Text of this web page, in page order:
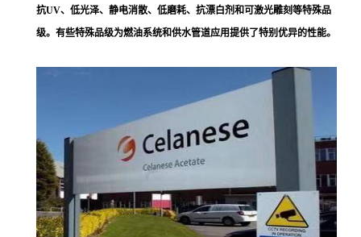
抗UV、低光泽、静电消散、低磨耗、抗漂白剂和可激光雕刻等特殊品
级。有些特殊品级为燃油系统和供水管道应用提供了特别优异的性能。